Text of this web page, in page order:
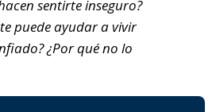
sentirte inseguro?
te puede ayudar a vivir
¿Por qué no lo